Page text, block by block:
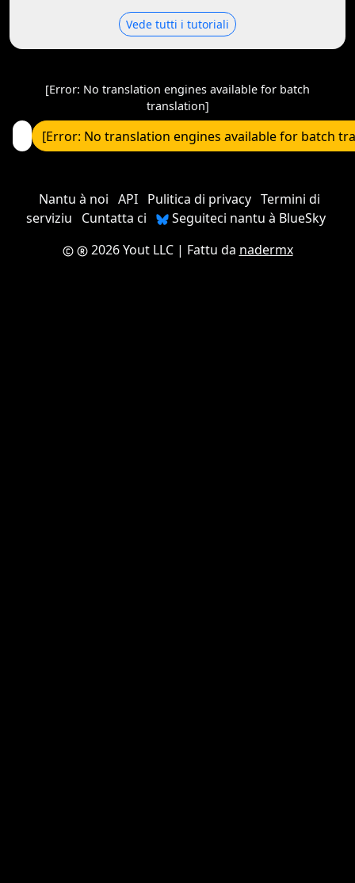
Vede tutti i tutoriali
[Error: No translation engines available for batch
translation]
[Error: No translation engines available for batch
Nantu à noi API Pulitica di privacy Termini di
serviziu
Cuntatta ci
Seguiteci nantu à BlueSky
2026 Yout LLC| Fattu da nadermx